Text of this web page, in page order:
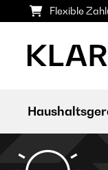
Flexible